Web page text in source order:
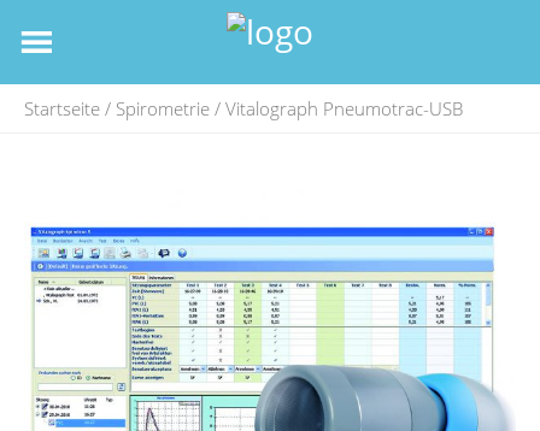
Startseite / Spirometrie / Vitalograph Pneumotrac-USB